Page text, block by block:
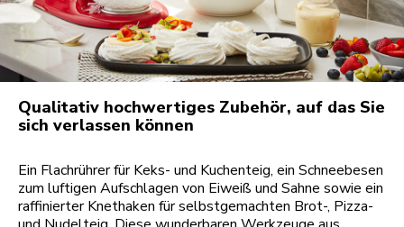
Qualitativ hochwertiges Zubehör, auf das Sie
sich verlassen können
Ein Flachrührer für Keks- und Kuchenteig, ein Schneebesen
zum luftigen Aufschlagen von Eiweiß und Sahne sowie ein
raffinierter Knethaken für selbstgemachten Brot-, Pizza-